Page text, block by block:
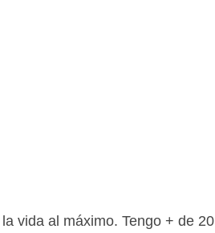
vida al máximo. Tengo + de